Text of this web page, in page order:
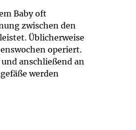
Baby oft
zwischen den
Üblicherweise
operiert.
anschließend an
werden